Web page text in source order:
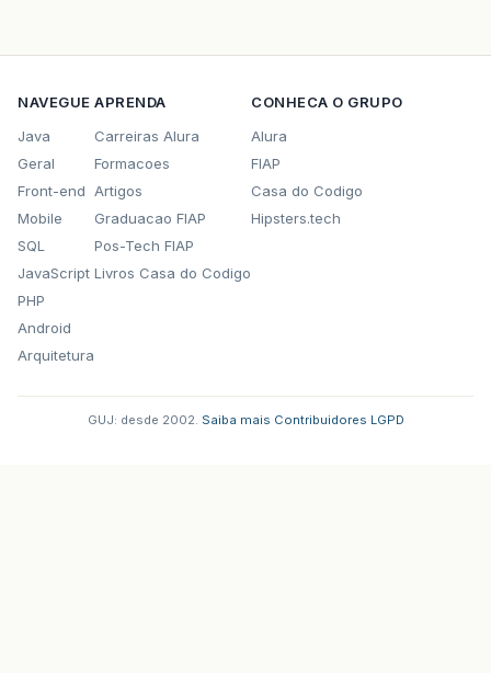
NAVEGUE
Java
Geral
Front-end
Mobile
SQL
JavaScript
PHP
Android
Arquitetura
APRENDA
Carreiras Alura
Formacoes
Artigos
Graduacao FIAP
Pos-Tech FIAP
Livros Casa do Codigo
CONHECA O GRUPO
Alura
FIAP
Casa do Codigo
Hipsters.tech
GUJ: desde 2002. Saiba mais Contribuidores LGPD